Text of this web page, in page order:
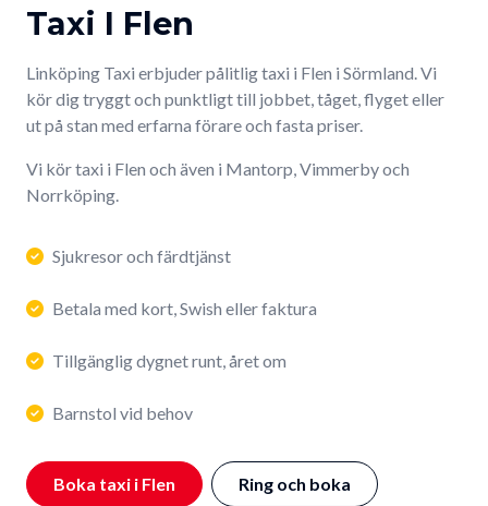
Taxi I Flen
Linköping Taxi erbjuder pålitlig taxi i Flen i Sörmland. Vi
kör dig tryggt och punktligt till jobbet, tåget, flyget eller
ut på stan med erfarna förare och fasta priser.
Vi kör taxi i Flen och även i Mantorp, Vimmerby och
Norrköping.
Sjukresor och färdtjänst
Betala med kort, Swish eller faktura
Tillgänglig dygnet runt, året om
Barnstol vid behov
Boka taxi i Flen Ring och boka